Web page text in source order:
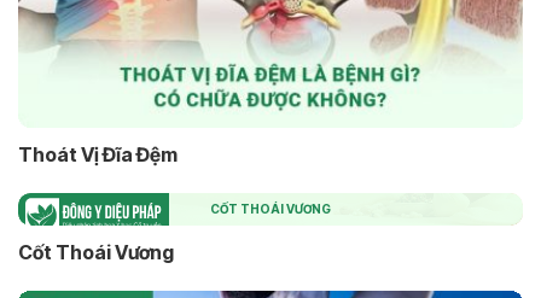
Thoát Vị Đĩa Đệm
CỐT THOÁI VƯƠNG
Cốt Thoái Vương